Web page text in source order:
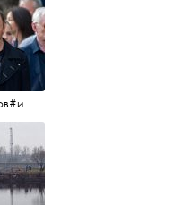
#ильяносков#ильяносков_главныйгерой @ilya_noskov_official #очеммолчатфранцузы#очёммолчатфранцузы